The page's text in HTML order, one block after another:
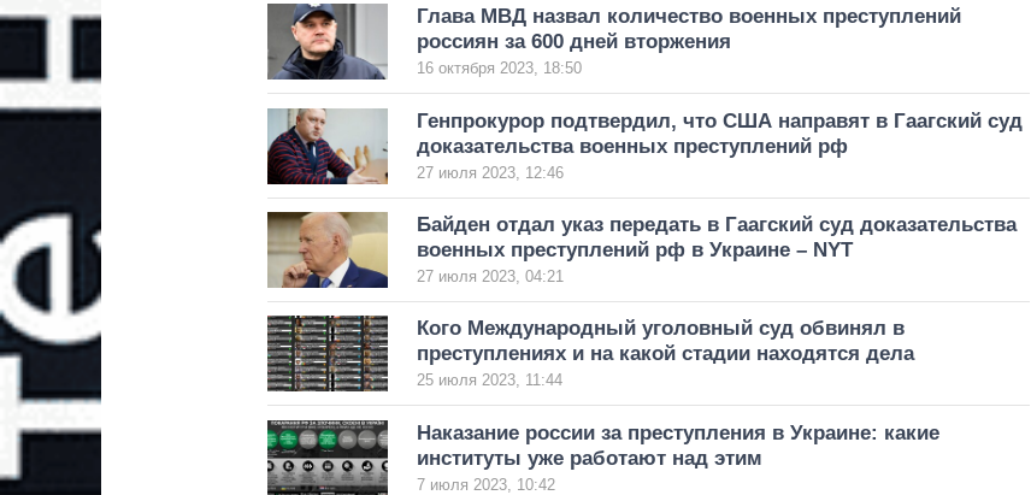
Глава МВД назвал количество военных преступлений
россиян за 600 дней вторжения
16 октября 2023, 18:50
Генпрокурор подтвердил, что США направят в Гаагский суд
доказательства военных преступлений рф
27 июля 2023, 12:46
Байден отдал указ передать в Гаагский суд доказательства
военных преступлений рф в Украине – NYT
27 июля 2023, 04:21
Кого Международный уголовный суд обвинял в
преступлениях и на какой стадии находятся дела
25 июля 2023, 11:44
Наказание россии за преступления в Украине: какие
институты уже работают над этим
7 июля 2023, 10:42